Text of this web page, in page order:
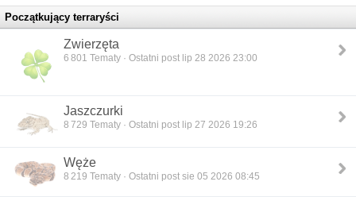
Początkujący terraryści
Zwierzęta
6 801 Tematy · Ostatni post lip 28 2026 23:00
Jaszczurki
8 729 Tematy · Ostatni post lip 27 2026 19:26
Węże
8 219 Tematy · Ostatni post sie 05 2026 08:45